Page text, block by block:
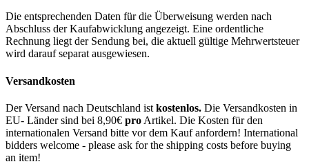
Die entsprechenden Daten für die Überweisung werden nach
Abschluss der Kaufabwicklung angezeigt. Eine ordentliche
Rechnung liegt der Sendung bei, die aktuell gültige Mehrwertsteuer
wird darauf separat ausgewiesen.
Versandkosten
Der Versand nach Deutschland ist kostenlos. Die Versandkosten in
EU- Länder sind bei 8,90€ pro Artikel. Die Kosten für den
internationalen Versand bitte vor dem Kauf anfordern! International
bidders welcome - please ask for the shipping costs before buying
an item!